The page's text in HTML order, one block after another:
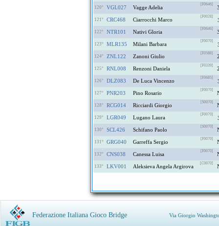
120° VGL027 Vagge Adelia
[F0646]
121° CRC468 Ciarrocchi Marco
[F0028]
122° NTR101 Nativi Gloria
[F0646]
123° MLR135 Milani Barbara
[F0070]
124° ZNL122 Zanoni Giulio
[F0588]
125° RNL008 Renzoni Daniela
[F0339]
126° DLZ083 De Luca Vincenzo
[F0685]
127° PNR203 Pino Rosario
[F0070]
128° RCG014 Ricciardi Giorgio
[S0070]
129° LGR049 Lugano Laura
[F0070]
130° SCL426 Schifano Paolo
[S0070]
131° GRG040 Garreffa Sergio
[F0070]
132° CNS038 Canessa Luisa
[F0070]
133° LKV001 Aleksieva Angela Argirova
[C0070]
Federazione Italiana Gioco Bridge Via Giorgio